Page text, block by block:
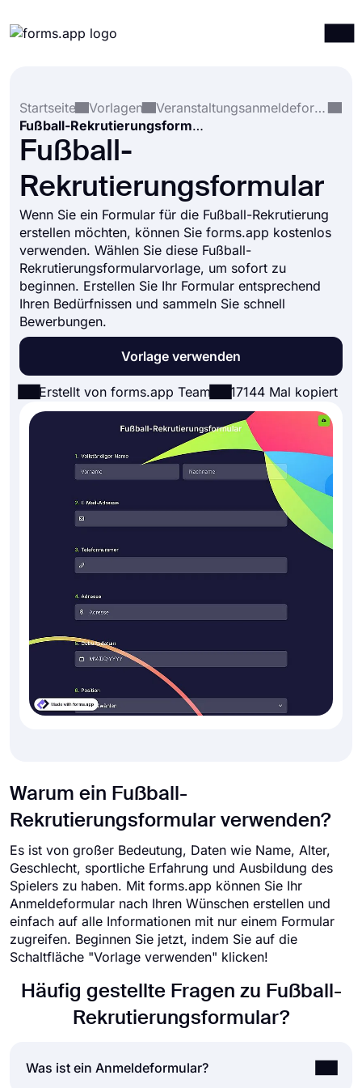
Integrationen
Vorlagen
Ressourcen
Startseite
Vorlagen
Veranstaltungsanmeldeformulare
Fußball-Rekrutierungsformular
Fußball-
Rekrutierungsformular
Wenn Sie ein Formular für die Fußball-Rekrutierung
erstellen möchten, können Sie forms.app kostenlos
verwenden. Wählen Sie diese Fußball-
Rekrutierungsformularvorlage, um sofort zu
beginnen. Erstellen Sie Ihr Formular entsprechend
Ihren Bedürfnissen und sammeln Sie schnell
Bewerbungen.
Vorlage verwenden
Erstellt von forms.app Team 17144 Mal kopiert
Warum ein Fußball-
Rekrutierungsformular verwenden?
Es ist von großer Bedeutung, Daten wie Name, Alter,
Geschlecht, sportliche Erfahrung und Ausbildung des
Spielers zu haben. Mit forms.app können Sie Ihr
Anmeldeformular nach Ihren Wünschen erstellen und
einfach auf alle Informationen mit nur einem Formular
zugreifen. Beginnen Sie jetzt, indem Sie auf die
Schaltfläche "Vorlage verwenden" klicken!
Häufig gestellte Fragen zu Fußball-
Rekrutierungsformular?
Was ist ein Anmeldeformular?